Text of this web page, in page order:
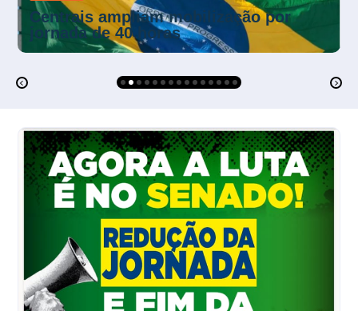
Mendonça suspende multas da NR-1
sobre riscos psicossociais